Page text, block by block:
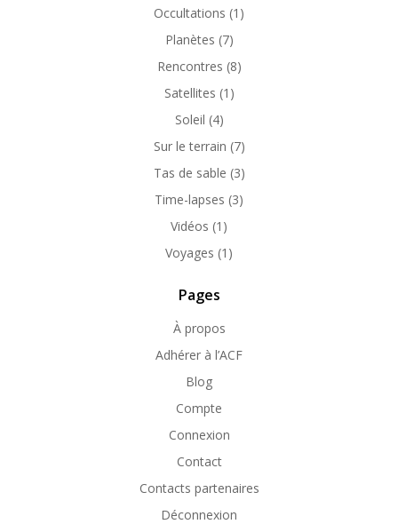
Occultations (1)
Planètes (7)
Rencontres (8)
Satellites (1)
Soleil (4)
Sur le terrain (7)
Tas de sable (3)
Time-lapses (3)
Vidéos (1)
Voyages (1)
Pages
À propos
Adhérer à l’ACF
Blog
Compte
Connexion
Contact
Contacts partenaires
Déconnexion